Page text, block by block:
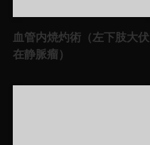
血管内焼灼術（左下肢大伏
在静脈瘤）